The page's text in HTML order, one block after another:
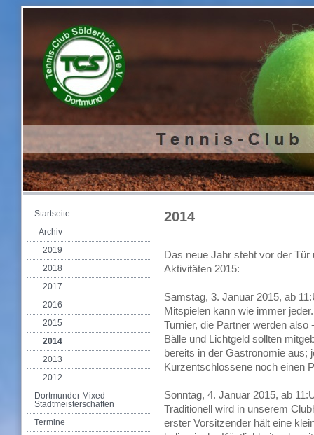
Startseite
Archiv
2019
2018
2017
2016
2015
2014
2013
2012
Dortmunder Mixed-
Stadtmeisterschaften
Termine
2014
Das neue Jahr steht vor der
Aktivitäten 2015:
Samstag, 3. Januar 2015, ab
Mitspielen kann wie immer
Turnier, die Partner werden
Bälle und Lichtgeld sollten
bereits in der Gastronomie aus;
Kurzentschlossene noch einen
Sonntag, 4. Januar 2015, ab
Traditionell wird in unserem
erster Vorsitzender hält eine